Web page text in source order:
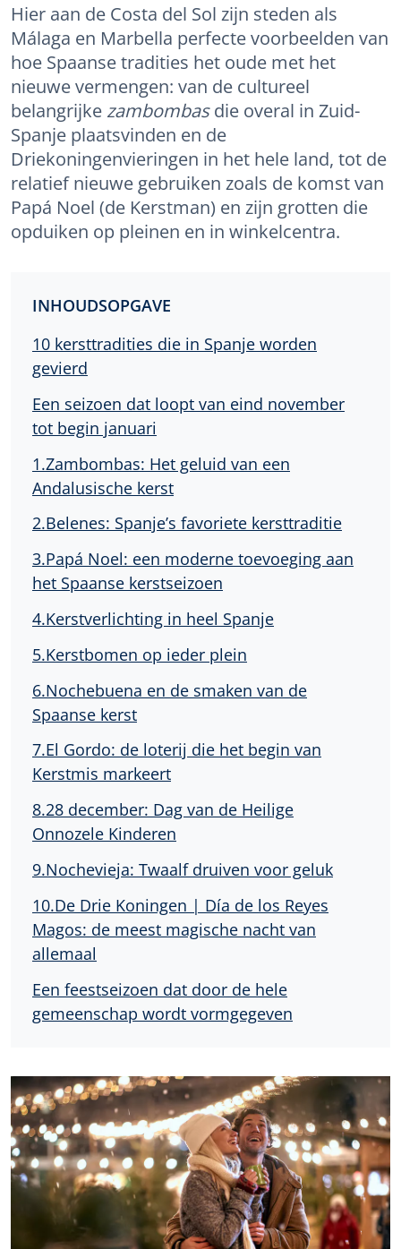
Hier aan de Costa del Sol zijn steden als
Málaga en Marbella perfecte voorbeelden van
hoe Spaanse tradities het oude met het
nieuwe vermengen: van de cultureel
belangrijke zambombasdie overal in Zuid-
Spanje plaatsvinden en de
Driekoningenvieringen in het hele land, tot de
relatief nieuwe gebruiken zoals de komst van
Papá Noel (de Kerstman) en zijn grotten die
opduiken op pleinen en in winkelcentra.
INHOUDSOPGAVE
10 kersttradities die in Spanje worden
gevierd
Een seizoen dat loopt van eind november
tot begin januari
1.Zambombas: Het geluid van een
Andalusische kerst
2.Belenes: Spanje’s favoriete kersttraditie
3.Papá Noel: een moderne toevoeging aan
het Spaanse kerstseizoen
4.Kerstverlichting in heel Spanje
5.Kerstbomen op ieder plein
6.Nochebuena en de smaken van de
Spaanse kerst
7.El Gordo: de loterij die het begin van
Kerstmis markeert
8.28 december: Dag van de Heilige
Onnozele Kinderen
9.Nochevieja: Twaalf druiven voor geluk
10.De Drie Koningen | Día de los Reyes
Magos: de meest magische nacht van
allemaal
Een feestseizoen dat door de hele
gemeenschap wordt vormgegeven